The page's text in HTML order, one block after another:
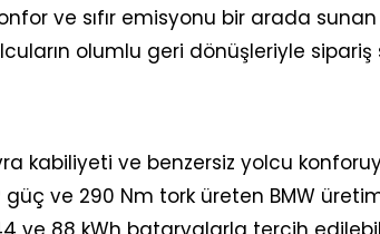
ve sıfır emisyonu bir arada
olumlu geri dönüşleriyle sipariş
kabiliyeti ve benzersiz yolcu
güç ve 290 Nm tork üreten BMW